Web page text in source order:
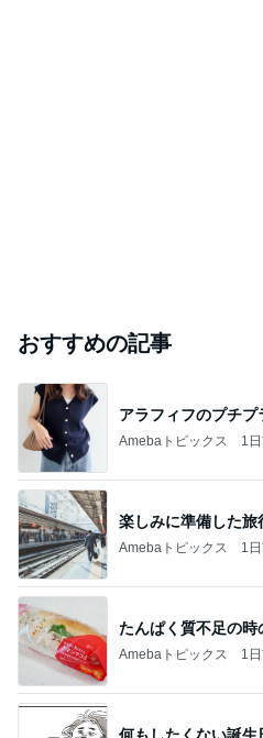
おすすめの記事
アラフィフのプチプ
Amebaトピックス 1
楽しみに準備した旅
Amebaトピックス 1
たんぱく質不足の時
Amebaトピックス 1
何もしたくない誕生